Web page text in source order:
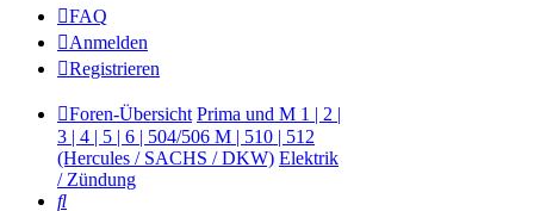
FAQ
Anmelden
Registrieren
Foren-Übersicht Prima und M 1 | 2 |
3 | 4 | 5 | 6 | 504/506 M | 510 | 512
(Hercules / SACHS / DKW) Elektrik
/ Zündung
Suche